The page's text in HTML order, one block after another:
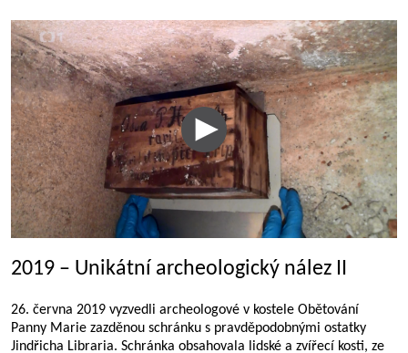
2019 – Unikátní archeologický nález II
26. června 2019 vyzvedli archeologové v kostele Obětování
Panny Marie zazděnou schránku s pravděpodobnými ostatky
Jindřicha Libraria. Schránka obsahovala lidské a zvířecí kosti, ze